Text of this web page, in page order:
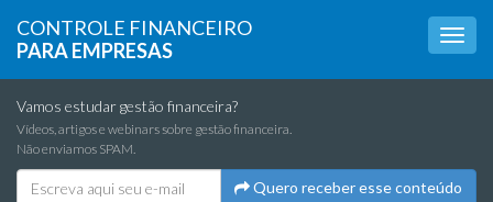
CONTROLE FINANCEIRO
PARA EMPRESAS
Vamos estudar gestão financeira?
Vídeos, artigos e webinars sobre gestão financeira.
Não enviamos SPAM.
Quero receber esse conteúdo